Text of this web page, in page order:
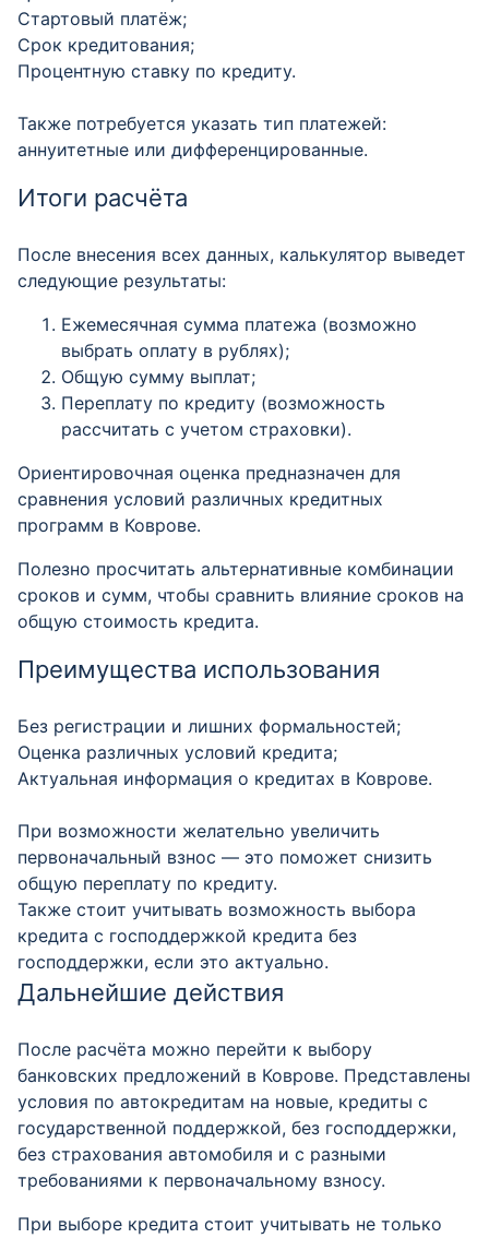
Стартовый платёж;
Срок кредитования;
Процентную ставку по кредиту.
Также потребуется указать тип платежей:
аннуитетные или дифференцированные.
Итоги расчёта
После внесения всех данных, калькулятор выведет
следующие результаты:
Ежемесячная сумма платежа (возможно
выбрать оплату в рублях);
Общую сумму выплат;
Переплату по кредиту (возможность
рассчитать с учетом страховки).
Ориентировочная оценка предназначен для
сравнения условий различных кредитных
программ в Коврове.
Полезно просчитать альтернативные комбинации
сроков и сумм, чтобы сравнить влияние сроков на
общую стоимость кредита.
Преимущества использования
Без регистрации и лишних формальностей;
Оценка различных условий кредита;
Актуальная информация о кредитах в Коврове.
При возможности желательно увеличить
первоначальный взнос — это поможет снизить
общую переплату по кредиту.
Также стоит учитывать возможность выбора
кредита с господдержкой кредита без
господдержки, если это актуально.
Дальнейшие действия
После расчёта можно перейти к выбору
банковских предложений в Коврове. Представлены
условия по автокредитам на новые, кредиты с
государственной поддержкой, без господдержки,
без страхования автомобиля и с разными
требованиями к первоначальному взносу.
При выборе кредита стоит учитывать не только